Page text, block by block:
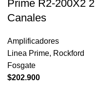
Prime R2-200X2 2
Canales
Amplificadores
Linea Prime, Rockford
Fosgate
$202.900